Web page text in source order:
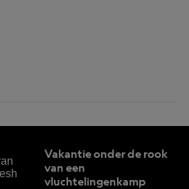
Vakantie onder de rook
van een
vluchtelingenkamp